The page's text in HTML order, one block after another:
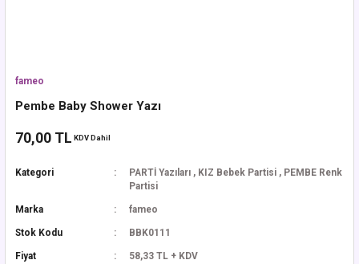
fameo
Pembe Baby Shower Yazı
70,00 TL KDV Dahil
Kategori PARTİ Yazıları , KIZ Bebek Partisi , PEMBE Renk
Partisi
Marka fameo
Stok Kodu BBK0111
Fiyat 58,33 TL + KDV